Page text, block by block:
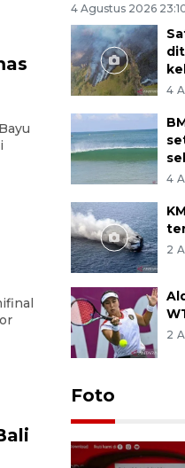
4 Agustus 2026
4
4
2
2
Foto